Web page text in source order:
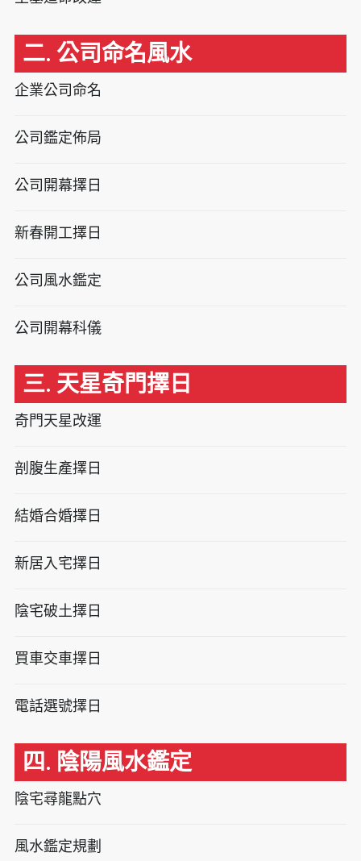
二. 公司命名風水
企業公司命名
公司鑑定佈局
公司開幕擇日
新春開工擇日
公司風水鑑定
公司開幕科儀
三. 天星奇門擇日
奇門天星改運
剖腹生產擇日
結婚合婚擇日
新居入宅擇日
陰宅破土擇日
買車交車擇日
電話選號擇日
四. 陰陽風水鑑定
陰宅尋龍點穴
風水鑑定規劃